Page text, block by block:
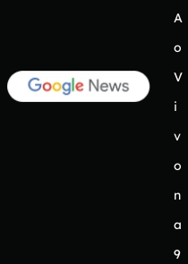
A
o
V
i
v
o
n
a
9